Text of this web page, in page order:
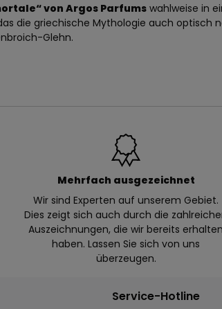
von Argos Parfums wahlweise in
die griechische Mythologie auch optisch
Glehn.
Mehrfach ausgezeichnet
Wir sind Experten auf unserem Gebiet.
Dies zeigt sich auch durch die
Auszeichnungen, die wir bereits erhalten
haben. Lassen Sie sich von uns
überzeugen.
Service-Hotline